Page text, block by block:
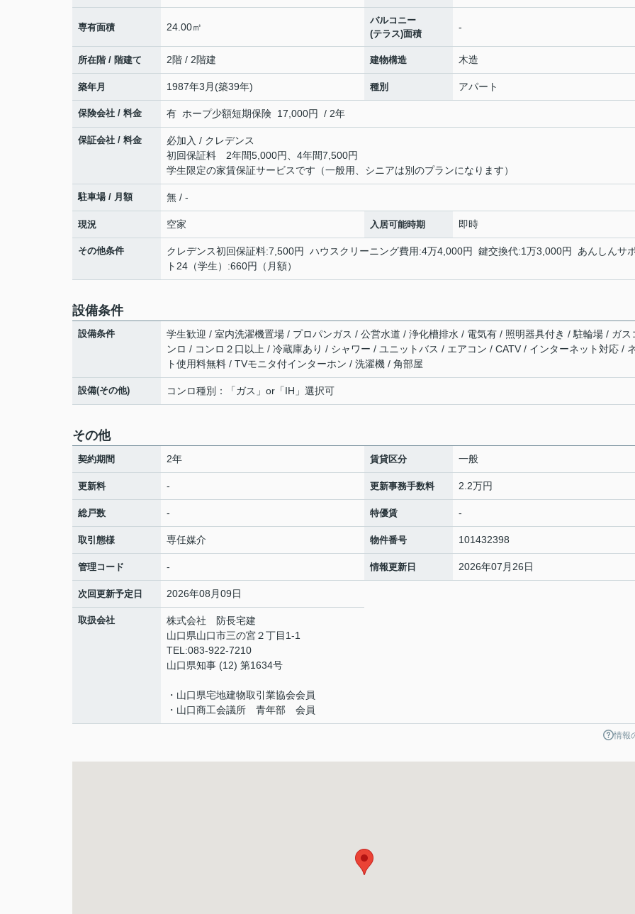
専有面積 24.00㎡
バルコニー
(テラス)面積
-
所在階 / 階建て 2階 / 2階建 建物構造 木造
築年月 1987年3月(築39年) 種別 アパート
保険会社 / 料金 有 ホープ少額短期保険 17,000円 / 2年
保証会社 / 料金
必加入 / クレデンス
初回保証料 2年間5,000円、4年間7,500円
学生限定の家賃保証サービスです（一般用、シニアは別のプランになります）
駐車場 / 月額 無 / -
現況 空家 入居可能時期 即時
その他条件
クレデンス初回保証料:7,500円 ハウスクリーニング費用:4万4,000円 鍵交換代:1万3,000円 あんしんサ
ト24（学生）:660円（月額）
設備条件
設備条件
学生歓迎 / 室内洗濯機置場 / プロパンガス / 公営水道 / 浄化槽排水 / 電気有 / 照明器具付き / 駐輪場 / ガス
ンロ / コンロ２口以上 / 冷蔵庫あり / シャワー / ユニットバス / エアコン / CATV / インターネット対応 /
ト使用料無料 / TVモニタ付インターホン / 洗濯機 / 角部屋
設備(その他) コンロ種別：「ガス」or「IH」選択可
その他
契約期間 2年 賃貸区分 一般
更新料 - 更新事務手数料 2.2万円
総戸数 - 特優賃 -
取引態様 専任媒介 物件番号 101432398
管理コード - 情報更新日 2026年07月26日
次回更新予定日 2026年08月09日
取扱会社
株式会社 防長宅建
山口県山口市三の宮２丁目1-1
TEL:083-922-7210
山口県知事 (12) 第1634号
・山口県宅地建物取引業協会会員
・山口商工会議所 青年部 会員
情報